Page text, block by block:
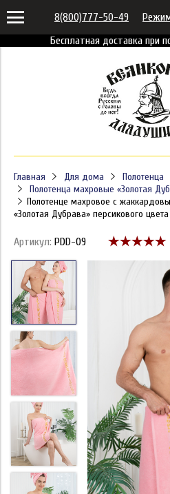
Бесплатная доставка при
8(800)777-50-49
Главная Для дома
Полотенца
Полотенца махровые «Золотая
Полотенце махровое с
«Золотая Дубрава» персикового цвета
Артикул: PDD-09